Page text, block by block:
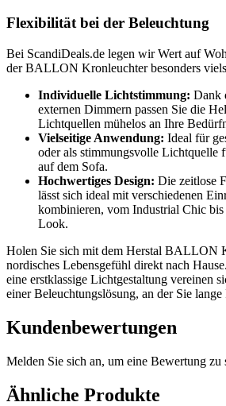
Flexibilität bei der Beleuchtung
Bei ScandiDeals.de legen wir Wert auf
der BALLON Kronleuchter besonders
Individuelle Lichtstimmung: Dank
externen Dimmern passen Sie die
Lichtquellen mühelos an Ihre
Vielseitige Anwendung: Ideal für
oder als stimmungsvolle Lichtquelle
auf dem Sofa.
Hochwertiges Design: Die zeitlose
lässt sich ideal mit verschiedenen
kombinieren, vom Industrial Chic
Look.
Holen Sie sich mit dem Herstal BALLON
nordisches Lebensgefühl direkt nach
eine erstklassige Lichtgestaltung vereinen
einer Beleuchtungslösung, an der Sie
Kundenbewertungen
Melden Sie sich an, um eine Bewertung zu
Ähnliche Produkte